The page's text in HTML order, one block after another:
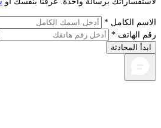
الكامل *
الهاتف *
المحادثة